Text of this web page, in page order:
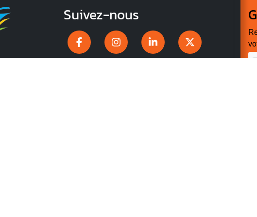
Suivez-nous